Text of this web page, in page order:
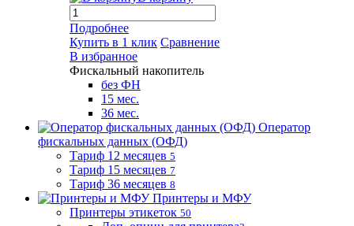
Подробнее
Купить в 1 клик Сравнение
В избранное
Фискальный накопитель
без ФН
15 мес.
36 мес.
Оператор
фискальных данных (ОФД)
Тариф 12 месяцев 5
Тариф 15 месяцев 7
Тариф 36 месяцев 8
Принтеры и МФУ
Принтеры этикеток 50